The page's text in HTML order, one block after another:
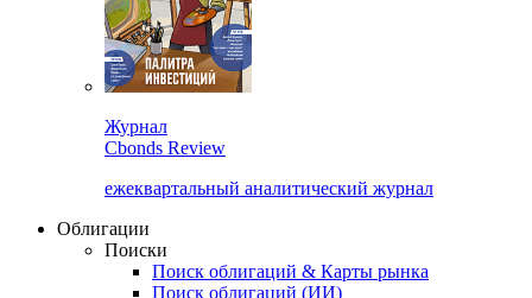
Cbonds Review
ежеквартальный аналитический журнал